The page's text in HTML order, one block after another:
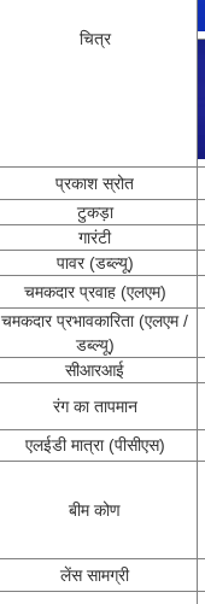
चित्र
प्रकाश स्रोत
टुकड़ा
गारंटी
पावर (डब्ल्यू)
चमकदार प्रवाह (एलएम)
चमकदार प्रभावकारिता (एलएम /
डब्ल्यू)
सीआरआई
रंग का तापमान
एलईडी मात्रा (पीसीएस)
बीम कोण
लेंस सामग्री